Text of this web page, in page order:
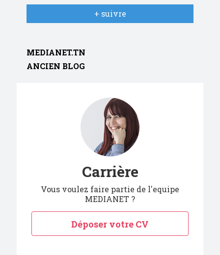
+ suivre
MEDIANET.TN
ANCIEN BLOG
Carrière
Vous voulez faire partie de l'equipe
MEDIANET ?
Déposer votre CV